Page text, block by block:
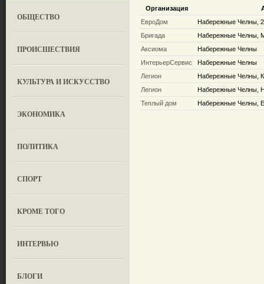
ОБЩЕСТВО
ПРОИСШЕСТВИЯ
КУЛЬТУРА И ИСКУССТВО
ЭКОНОМИКА
ПОЛИТИКА
СПОРТ
КРОМЕ ТОГО
ИНТЕРВЬЮ
БЛОГИ
Организация
ЕвроДом
Набережные Челны,
Бригада
Набережные Челны,
Аксиома
Набережные Челны
ИнтерьерСервис
Набережные Челны
Легион
Набережные Челны,
Легион
Набережные Челны,
Теплый дом
Набережные Челны,